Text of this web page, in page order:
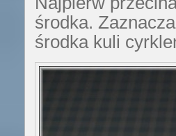
środka.
środka kuli